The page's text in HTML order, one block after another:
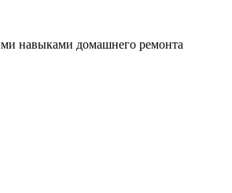
навыками домашнего ремонта